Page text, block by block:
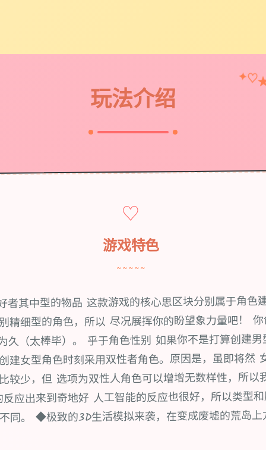
玩法介绍
✦ ♡
♡
游戏特色
~~~~~
者其中型的物品 这款游戏的核心思区块分别属于角色
精细型的角色，所以 尽况展挥你的盼望象力量吧！
久（太棒毕）。 乎于角色性别 如果你不是打算创建
建女型角色时刻采用双性者角色。原因是，虽即将然
较少，但 选项为双性人角色可以增增无数样性，所以
应出来到奇地好 人工智能的反应也很好，所以类型
同。 ◆极致的3D生活模拟来袭，在变成废墟的荒岛